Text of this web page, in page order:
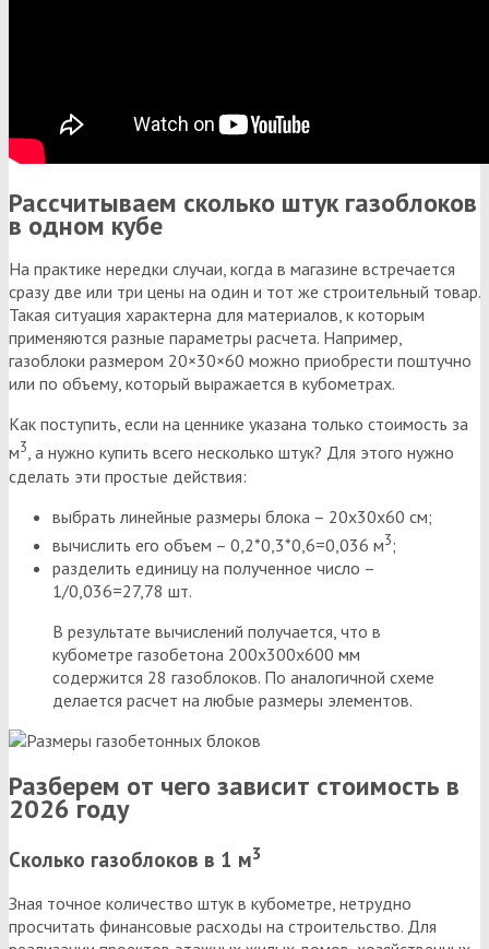
Рассчитываем сколько штук газоблоков
в одном кубе
На практике нередки случаи, когда в магазине встречается
сразу две или три цены на один и тот же строительный товар.
Такая ситуация характерна для материалов, к которым
применяются разные параметры расчета. Например,
газоблоки размером 20×30×60 можно приобрести поштучно
или по объему, который выражается в кубометрах.
Как поступить, если на ценнике указана только стоимость за
м3, а нужно купить всего несколько штук? Для этого нужно
сделать эти простые действия:
выбрать линейные размеры блока – 20х30х60 см;
вычислить его объем – 0,2*0,3*0,6=0,036 м3;
разделить единицу на полученное число –
1/0,036=27,78 шт.
В результате вычислений получается, что в
кубометре газобетона 200х300х600 мм
содержится 28 газоблоков. По аналогичной схеме
делается расчет на любые размеры элементов.
Разберем от чего зависит стоимость в
2026 году
Сколько газоблоков в 1 м3
Зная точное количество штук в кубометре, нетрудно
просчитать финансовые расходы на строительство. Для